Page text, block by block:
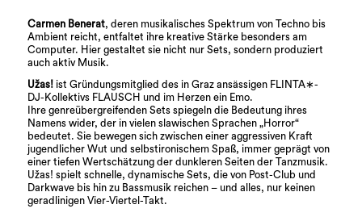
Carmen Benerat, deren musikalisches Spektrum von Techno bis
Ambient reicht, entfaltet ihre kreative Stärke besonders am
Computer. Hier gestaltet sie nicht nur Sets, sondern produziert
auch aktiv Musik.
Užas!ist Gründungsmitglied des in Graz ansässigen FLINTA∗-
DJ-Kollektivs FLAUSCH und im Herzen ein Emo.
Ihre genreübergreifenden Sets spiegeln die Bedeutung ihres
Namens wider, der in vielen slawischen Sprachen „Horror“
bedeutet. Sie bewegen sich zwischen einer aggressiven Kraft
jugendlicher Wut und selbstironischem Spaß, immer geprägt von
einer tiefen Wertschätzung der dunkleren Seiten der Tanzmusik.
Užas! spielt schnelle, dynamische Sets, die von Post-Club und
Darkwave bis hin zu Bassmusik reichen – und alles, nur keinen
geradlinigen Vier-Viertel-Takt.